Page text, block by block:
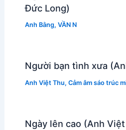
Đức Long)
Anh Bằng, VẦN N
Người bạn tình xưa
Anh Việt Thu, Cảm âm sáo trúc
Ngày lên cao (Anh